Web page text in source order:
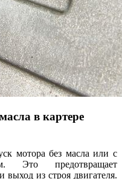
в картере
мотора без масла или с
Это предотвращает
из строя двигателя.